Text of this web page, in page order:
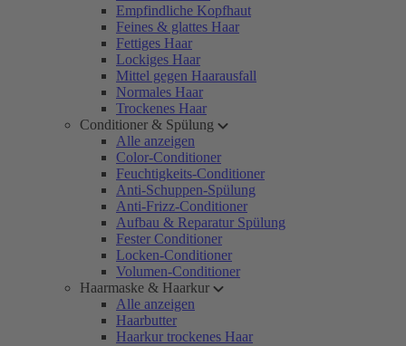
Empfindliche Kopfhaut
Feines & glattes Haar
Fettiges Haar
Lockiges Haar
Mittel gegen Haarausfall
Normales Haar
Trockenes Haar
Conditioner & Spülung
Alle anzeigen
Color-Conditioner
Feuchtigkeits-Conditioner
Anti-Schuppen-Spülung
Anti-Frizz-Conditioner
Aufbau & Reparatur Spülung
Fester Conditioner
Locken-Conditioner
Volumen-Conditioner
Haarmaske & Haarkur
Alle anzeigen
Haarbutter
Haarkur trockenes Haar